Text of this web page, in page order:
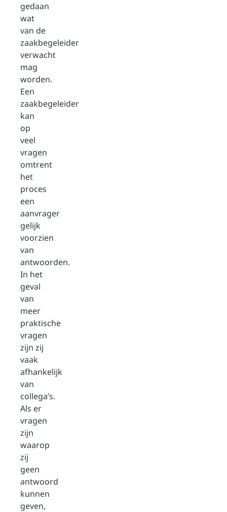
gedaan
wat
van de
zaakbegeleider
verwacht
mag
worden.
Een
zaakbegeleider
kan
op
veel
vragen
omtrent
het
proces
een
aanvrager
gelijk
voorzien
van
antwoorden.
In het
geval
van
meer
praktische
vragen
zijn zij
vaak
afhankelijk
van
collega’s.
Als er
vragen
zijn
waarop
zij
geen
antwoord
kunnen
geven,